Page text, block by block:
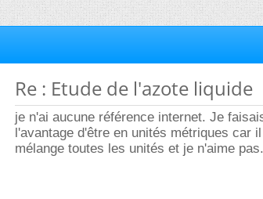
Re : Etude de l'azote liquide
je n'ai aucune référence internet. Je
l'avantage d'être en unités métriques car
mélange toutes les unités et je n'aime